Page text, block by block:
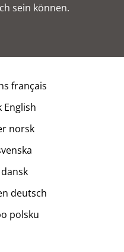
sein können.
français
English
norsk
deutsch
polsku